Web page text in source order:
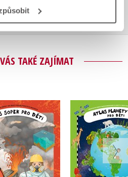
TAKÉ ZAJÍMAT
sopek
Gabzdyl
Atlas
Oldřich